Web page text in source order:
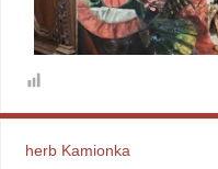
herb Kamionka